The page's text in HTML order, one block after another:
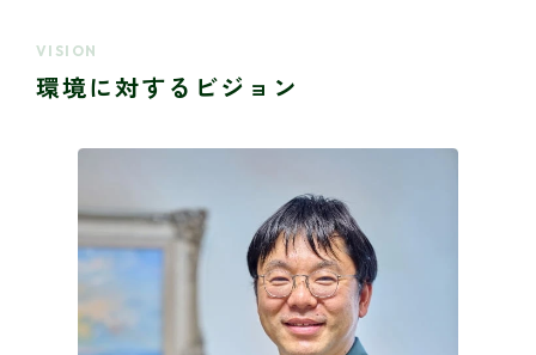
VISION
環境に対するビジョン